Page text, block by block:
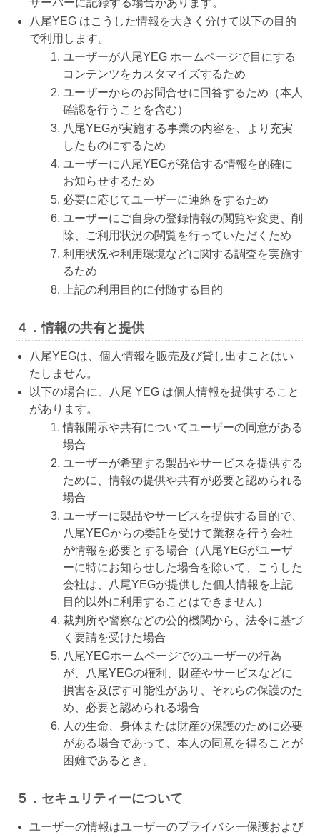
サーバーに記録する場合があります。
八尾YEG はこうした情報を大きく分けて以下の目的
で利用します。
ユーザーが八尾YEG ホームページで目にする
コンテンツをカスタマイズするため
ユーザーからのお問合せに回答するため（本人
確認を行うことを含む）
八尾YEGが実施する事業の内容を、より充実
したものにするため
ユーザーに八尾YEGが発信する情報を的確に
お知らせするため
必要に応じてユーザーに連絡をするため
ユーザーにご自身の登録情報の閲覧や変更、削
除、ご利用状況の閲覧を行っていただくため
利用状況や利用環境などに関する調査を実施す
るため
上記の利用目的に付随する目的
４．情報の共有と提供
八尾YEGは、個人情報を販売及び貸し出すことはい
たしません。
以下の場合に、八尾 YEG は個人情報を提供すること
があります。
情報開示や共有についてユーザーの同意がある
場合
ユーザーが希望する製品やサービスを提供する
ために、情報の提供や共有が必要と認められる
場合
ユーザーに製品やサービスを提供する目的で、
八尾YEGからの委託を受けて業務を行う会社
が情報を必要とする場合（八尾YEGがユーザ
ーに特にお知らせした場合を除いて、こうした
会社は、八尾YEGが提供した個人情報を上記
目的以外に利用することはできません）
裁判所や警察などの公的機関から、法令に基づ
く要請を受けた場合
八尾YEGホームページでのユーザーの行為
が、八尾YEGの権利、財産やサービスなどに
損害を及ぼす可能性があり、それらの保護のた
め、必要と認められる場合
人の生命、身体または財産の保護のために必要
がある場合であって、本人の同意を得ることが
困難であるとき。
５．セキュリティーについて
ユーザーの情報はユーザーのプライバシー保護および